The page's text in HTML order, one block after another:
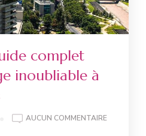
complet
inoubliable à
AUCUN COMMENTAIRE